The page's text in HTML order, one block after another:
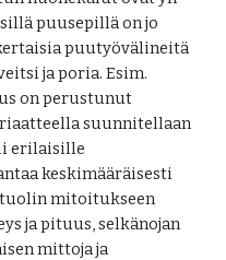
puusepillä on jo
puutyövälineitä
ja poria. Esim.
on perustunut
suunnitellaan
erilaisille
keskimääräisesti
mitoitukseen
ja pituus, selkänojan
mittoja ja